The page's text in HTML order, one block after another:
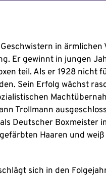
in
Er gewinnt in jungen
teil. Als er 1928 nicht
Sein Erfolg wächst
Trollmann
Deutscher Boxmeister
Haaren und
sich in den